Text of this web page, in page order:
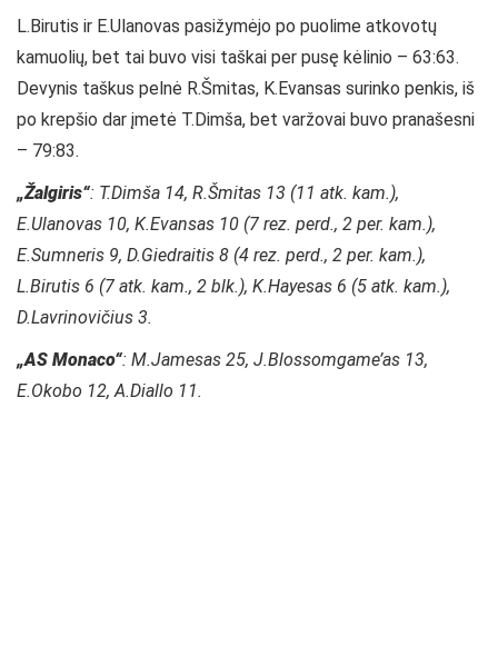
L.Birutis ir E.Ulanovas pasižymėjo po puolime atkovotų
kamuolių, bet tai buvo visi taškai per pusę kėlinio – 63:63.
Devynis taškus pelnė R.Šmitas, K.Evansas surinko penkis, iš
po krepšio dar įmetė T.Dimša, bet varžovai buvo pranašesni
– 79:83.
„Žalgiris“: T.Dimša 14, R.Šmitas 13 (11 atk. kam.),
E.Ulanovas 10, K.Evansas 10 (7 rez. perd., 2 per. kam.),
E.Sumneris 9, D.Giedraitis 8 (4 rez. perd., 2 per. kam.),
L.Birutis 6 (7 atk. kam., 2 blk.), K.Hayesas 6 (5 atk. kam.),
D.Lavrinovičius 3.
„AS Monaco“: M.Jamesas 25, J.Blossomgame’as 13,
E.Okobo 12, A.Diallo 11.